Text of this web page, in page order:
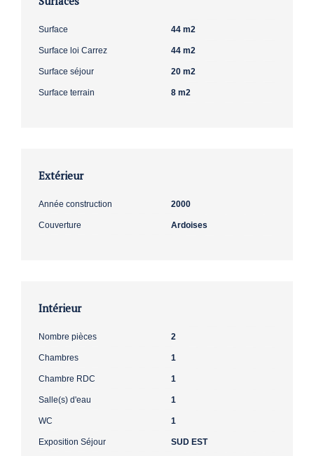
Surface 44 m2
Surface loi Carrez 44 m2
Surface séjour 20 m2
Surface terrain 8 m2
Extérieur
Année construction 2000
Couverture Ardoises
Intérieur
Nombre pièces 2
Chambres 1
Chambre RDC 1
Salle(s) d'eau 1
WC 1
Exposition Séjour SUD EST